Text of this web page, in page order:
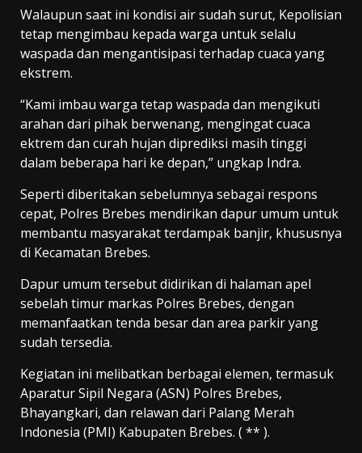
Walaupun saat ini kondisi air sudah surut, Kepolisian
tetap mengimbau kepada warga untuk selalu
waspada dan mengantisipasi terhadap cuaca yang
ekstrem.
“Kami imbau warga tetap waspada dan mengikuti
arahan dari pihak berwenang, mengingat cuaca
ektrem dan curah hujan diprediksi masih tinggi
dalam beberapa hari ke depan,” ungkap Indra.
Seperti diberitakan sebelumnya sebagai respons
cepat, Polres Brebes mendirikan dapur umum untuk
membantu masyarakat terdampak banjir, khususnya
di Kecamatan Brebes.
Dapur umum tersebut didirikan di halaman apel
sebelah timur markas Polres Brebes, dengan
memanfaatkan tenda besar dan area parkir yang
sudah tersedia.
Kegiatan ini melibatkan berbagai elemen, termasuk
Aparatur Sipil Negara (ASN) Polres Brebes,
Bhayangkari, dan relawan dari Palang Merah
Indonesia (PMI) Kabupaten Brebes. ( ** ).